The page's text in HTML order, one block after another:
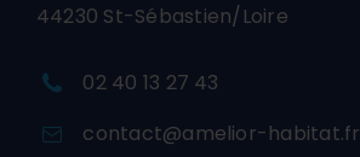
44230 St-Sébastien/Loire
02 40 13 27 43
contact@amelior-habitat.fr